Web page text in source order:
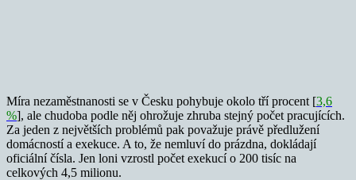
Míra nezaměstnanosti se v Česku pohybuje okolo tří procent [3,6
%], ale chudoba podle něj ohrožuje zhruba stejný počet pracujících.
Za jeden z největších problémů pak považuje právě předlužení
domácností a exekuce. A to, že nemluví do prázdna, dokládají
oficiální čísla. Jen loni vzrostl počet exekucí o 200 tisíc na
celkových 4,5 milionu.